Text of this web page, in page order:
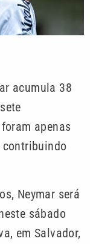
acumula 38
apenas
Neymar será
sábado
em Salvador,